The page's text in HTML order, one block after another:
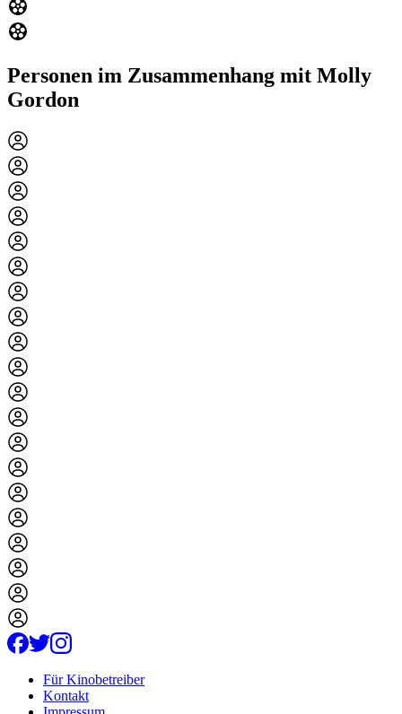
Personen im Zusammenhang mit Molly
Gordon
Für Kinobetreiber
Kontakt